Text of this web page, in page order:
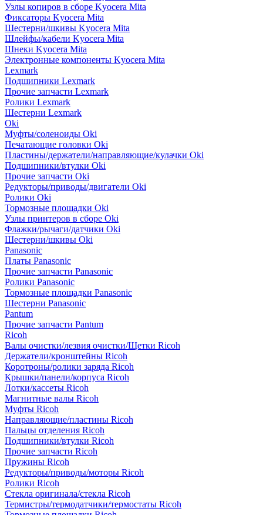
Узлы копиров в сборе Kyocera Mita
Фиксаторы Kyocera Mita
Шестерни/шкивы Kyocera Mita
Шлейфы/кабели Kyocera Mita
Шнеки Kyocera Mita
Электронные компоненты Kyocera Mita
Lexmark
Подшипники Lexmark
Прочие запчасти Lexmark
Ролики Lexmark
Шестерни Lexmark
Oki
Муфты/соленоиды Oki
Печатающие головки Oki
Пластины/держатели/направляющие/кулачки Oki
Подшипники/втулки Oki
Прочие запчасти Oki
Редукторы/приводы/двигатели Oki
Ролики Oki
Тормозные площадки Oki
Узлы принтеров в сборе Oki
Флажки/рычаги/датчики Oki
Шестерни/шкивы Oki
Panasonic
Платы Panasonic
Прочие запчасти Panasonic
Ролики Panasonic
Тормозные площадки Panasonic
Шестерни Panasonic
Pantum
Прочие запчасти Pantum
Ricoh
Валы очистки/лезвия очистки/Щетки Ricoh
Держатели/кронштейны Ricoh
Коротроны/ролики заряда Ricoh
Крышки/панели/корпуса Ricoh
Лотки/кассеты Ricoh
Магнитные валы Ricoh
Муфты Ricoh
Направляющие/пластины Ricoh
Пальцы отделения Ricoh
Подшипники/втулки Ricoh
Прочие запчасти Ricoh
Пружины Ricoh
Редукторы/приводы/моторы Ricoh
Ролики Ricoh
Стекла оригинала/стекла Ricoh
Термистры/термодатчики/термостаты Ricoh